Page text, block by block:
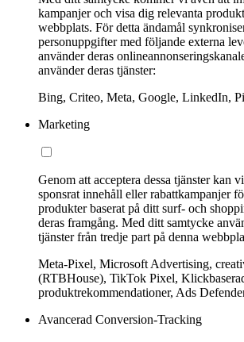
kampanjer och visa dig relevanta
webbplats. För detta ändamål
personuppgifter med följande externa
använder deras
använder deras tjänster:
Bing, Criteo, Meta, Google, LinkedIn,
Marketing
Genom att acceptera dessa tjänster kan
sponsrat innehåll eller rabattkampanjer
produkter baserat på ditt surf- och
deras framgång. Med ditt samtycke
tjänster från tredje part på denna
Meta-Pixel, Microsoft Advertising,
(RTBHouse), TikTok Pixel,
produktrekommendationer, Ads
Avancerad Conversion-Tracking